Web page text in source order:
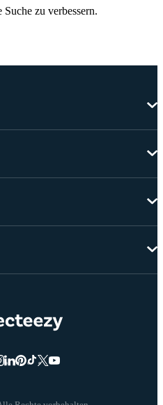
zu verbessern.